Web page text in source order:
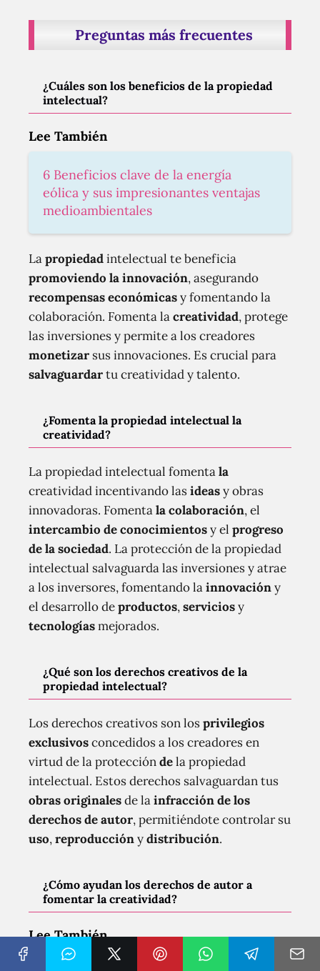
Preguntas más frecuentes
¿Cuáles son los beneficios de la propiedad
intelectual?
Lee También
6 Beneficios clave de la energía
eólica y sus impresionantes ventajas
medioambientales
Lapropiedadintelectual te beneficia
promoviendo la innovación, asegurando
recompensas económicasy fomentando la
colaboración. Fomenta lacreatividad, protege
las inversiones y permite a los creadores
monetizar sus innovaciones. Es crucial para
salvaguardartu creatividad y talento.
¿Fomenta la propiedad intelectual la
creatividad?
La propiedad intelectual fomentala
creatividad incentivando lasideasy obras
innovadoras. Fomentala colaboración, el
intercambio de conocimientosy el progreso
de la sociedad. La protección de la propiedad
intelectual salvaguarda las inversiones y atrae
a los inversores, fomentando lainnovacióny
el desarrollo deproductos,serviciosy
tecnologíasmejorados.
¿Qué son los derechos creativos de la
propiedad intelectual?
Los derechos creativos son losprivilegios
exclusivosconcedidos a los creadores en
virtud de la proteccióndela propiedad
intelectual. Estos derechos salvaguardan tus
obras originalesde lainfracción de los
derechos de autor, permitiéndote controlar su
uso,reproducciónydistribución.
¿Cómo ayudan los derechos de autor a
fomentar la creatividad?
Lee También